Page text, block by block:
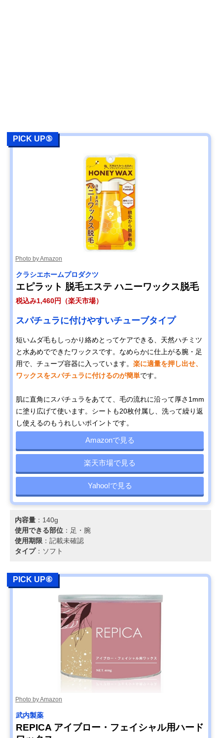
PICK UP⑤
Photo by Amazon
クラシエホームプロダクツ
エピラット 脱毛エステ ハニーワックス脱毛
税込み1,460円（楽天市場）
スパチュラに付けやすいチューブタイプ
短いムダ毛もしっかり絡めとってケアできる、天然ハチミツ
と水あめでできたワックスです。なめらかに仕上がる腕・足
用で、チューブ容器に入っています。 楽に適量を押し出せ、
ワックスをスパチュラに付けるのが簡単です。
肌に直角にスパチュラをあてて、毛の流れに沿って厚さ1mm
に塗り広げて使います。シートも20枚付属し、洗って繰り返
し使えるのもうれしいポイントです。
Amazonで見る
楽天市場で見る
Yahoo!で見る
内容量 ：140g
使用できる部位 ：足・腕
使用期限 ：記載未確認
タイプ：ソフト
PICK UP⑥
Photo by Amazon
武内製薬
REPICA アイブロー・フェイシャル用ハード